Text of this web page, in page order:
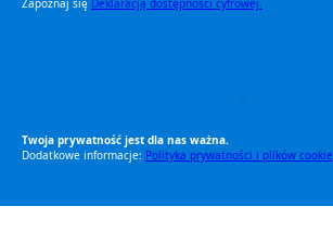
Zapoznaj się Deklaracją dostępności cyfrowej.
Twoja prywatność jest dla nas ważna.
Dodatkowe informacje: Polityka prywatności i plików cookie